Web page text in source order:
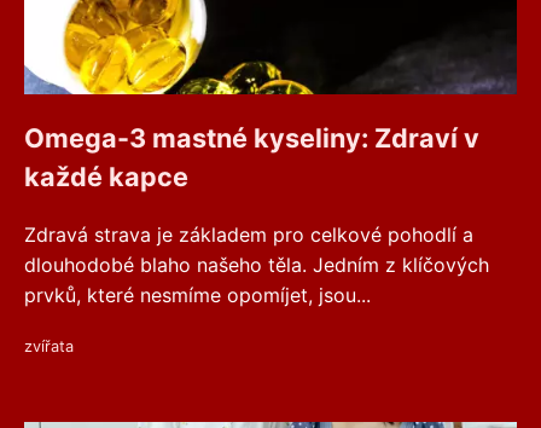
Omega-3 mastné kyseliny: Zdraví v
každé kapce
Zdravá strava je základem pro celkové pohodlí a
dlouhodobé blaho našeho těla. Jedním z klíčových
prvků, které nesmíme opomíjet, jsou...
zvířata